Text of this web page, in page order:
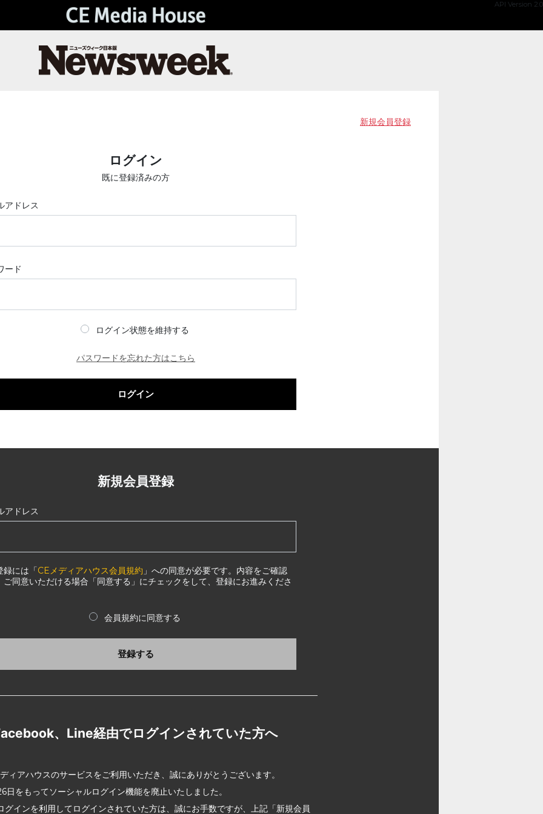
API Version 2.0
新規会員登録
ログイン
既に登録済みの方
アドレス
ード
ログイン状態を維持する
パスワードを忘れた方はこちら
ログイン
新規会員登録
アドレス
録には「CEメディアハウス会員規約 」への同意が必要です。内容をご確認
ご同意いただける場合「同意する」にチェックをして、登録にお進みくださ
会員規約に同意する
登録する
、Line経由でログインされていた方へ
ィアハウスのサービスをご利用いただき、誠にありがとうございます。
日をもってソーシャルログイン機能を廃止いたしました。
グインを利用してログインされていた方は、誠にお手数ですが、上記「新規会員